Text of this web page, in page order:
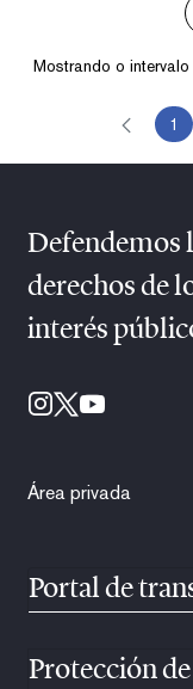
Mostrando o
1
Defendemos
derechos de
interés
Área privada
Portal de
Protección